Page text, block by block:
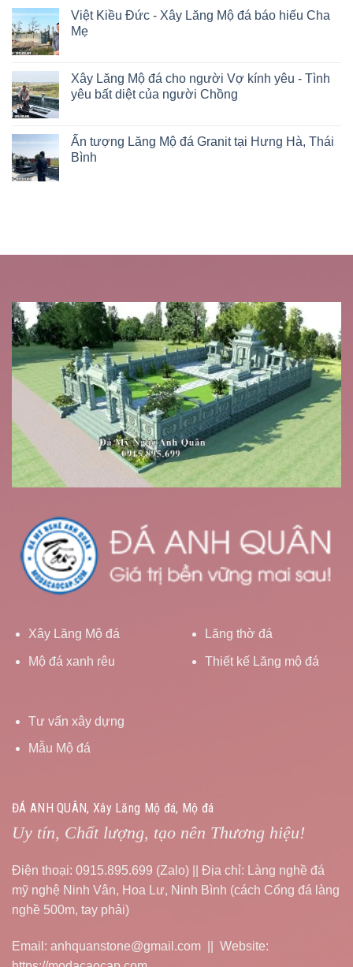
Việt Kiều Đức - Xây Lăng Mộ đá báo hiếu Cha
Mẹ
Xây Lăng Mộ đá cho người Vợ kính yêu - Tình
yêu bất diệt của người Chồng
Ấn tượng Lăng Mộ đá Granit tại Hưng Hà, Thái
Bình
Xây Lăng Mộ đá
Mộ đá xanh rêu
Lăng thờ đá
Thiết kế Lăng mộ đá
Tư vấn xây dựng
Mẫu Mộ đá
ĐÁ ANH QUÂN, Xây Lăng Mộ đá, Mộ đá
Uy tín, Chất lượng, tạo nên Thương hiệu!
Điện thoại: 0915.895.699 (Zalo) || Địa chỉ: Làng nghề đá
mỹ nghệ Ninh Vân, Hoa Lư, Ninh Bình (cách Cổng đá làng
nghề 500m, tay phải)
Email: anhquanstone@gmail.com || Website: